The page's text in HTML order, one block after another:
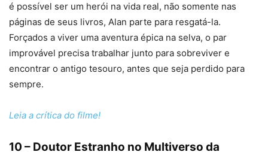
é possível ser um herói na vida real, não somente nas
páginas de seus livros, Alan parte para resgatá-la.
Forçados a viver uma aventura épica na selva, o par
improvável precisa trabalhar junto para sobreviver e
encontrar o antigo tesouro, antes que seja perdido para
sempre.
Leia a crítica do filme!
10 – Doutor Estranho no Multiverso da